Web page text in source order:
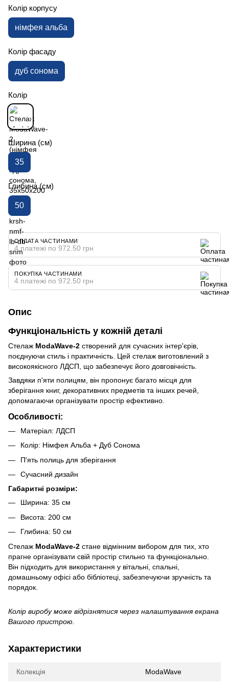
Колір корпусу
німфея альба
Колір фасаду
дуб сонома
Колір
Ширина (см)
35
Глибина (см)
50
ОПЛАТА ЧАСТИНАМИ
4 платежі по 972.50 грн
ПОКУПКА ЧАСТИНАМИ
4 платежі по 972.50 грн
Опис
Функціональність у кожній деталі
Стелаж ModaWave-2 створений для сучасних інтер'єрів,
поєднуючи стиль і практичність. Цей стелаж виготовлений з
високоякісного ЛДСП, що забезпечує його довговічність.
Завдяки п'яти полицям, він пропонує багато місця для
зберігання книг, декоративних предметів та інших речей,
допомагаючи організувати простір ефективно.
Особливості:
Матеріал: ЛДСП
Колір: Німфея Альба + Дуб Сонома
П'ять полиць для зберігання
Сучасний дизайн
Габаритні розміри:
Ширина: 35 см
Висота: 200 см
Глибина: 50 см
Стелаж ModaWave-2 стане відмінним вибором для тих, хто
прагне організувати свій простір стильно та функціонально.
Він підходить для використання у вітальні, спальні,
домашньому офісі або бібліотеці, забезпечуючи зручність та
порядок.
Колір виробу може відрізнятися через налаштування екрана
Вашого пристрою.
Характеристики
Колекція ModaWave